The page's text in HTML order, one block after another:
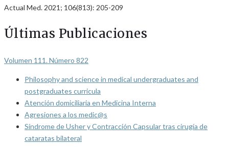
Actual Med. 2021; 106(813): 205-209
Últimas Publicaciones
Volumen 111. Número 822
Philosophy and science in medical undergraduates and
postgraduates curricula
Atención domiciliaria en Medicina Interna
Agresiones a los medic@s
Síndrome de Usher y Contracción Capsular tras cirugía de
cataratas bilateral